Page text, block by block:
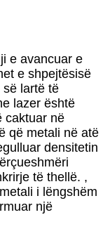
e avancuar e
e shpejtësisë
së lartë të
lazer është
caktuar në
që metali në atë
densitetin
të thellë. ,
i lëngshëm
një